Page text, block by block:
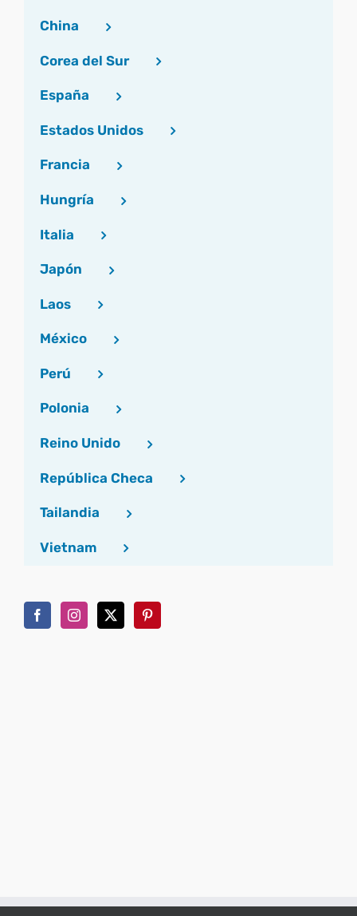
China
Corea del Sur
España
Estados Unidos
Francia
Hungría
Italia
Japón
Laos
México
Perú
Polonia
Reino Unido
República Checa
Tailandia
Vietnam